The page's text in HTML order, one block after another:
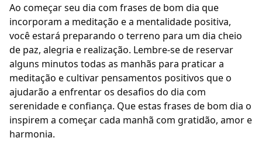
Ao começar seu dia com frases de bom dia que
incorporam a meditação e a mentalidade positiva,
você estará preparando o terreno para um dia cheio
de paz, alegria e realização. Lembre-se de reservar
alguns minutos todas as manhãs para praticar a
meditação e cultivar pensamentos positivos que o
ajudarão a enfrentar os desafios do dia com
serenidade e confiança. Que estas frases de bom dia o
inspirem a começar cada manhã com gratidão, amor e
harmonia.